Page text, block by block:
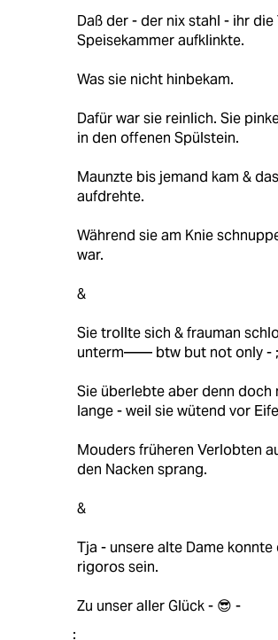
Daß der - der nix stahl - ihr die
Speisekammer aufklinkte.
Was sie nicht hinbekam.
Dafür war sie reinlich. Sie
in den offenen Spülstein.
Maunzte bis jemand kam &
aufdrehte.
Während sie am Knie
war.
&
Sie trollte sich & frauman
unterm—— btw but not only -
Sie überlebte aber denn doch
lange - weil sie wütend vor
Mouders früheren Verlobten
den Nacken sprang.
&
Tja - unsere alte Dame konnte
rigoros sein.
Zu unser aller Glück - 😎 -